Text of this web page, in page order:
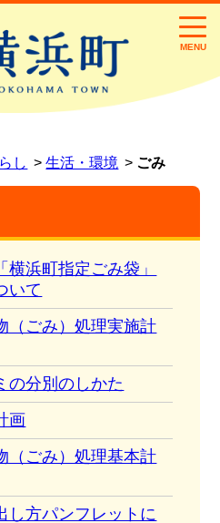
MENU
し 生活・環境 ごみ
浜町指定ごみ袋」
いて
（ごみ）処理実施計
の分別のしかた
画
（ごみ）処理基本計
し方パンフレットに